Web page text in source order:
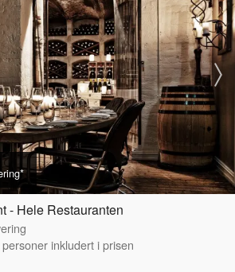
- Hele Restauranten
inkludert i prisen